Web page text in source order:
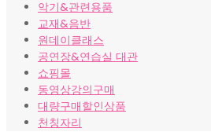
악기&관련용품
교재&음반
원데이클래스
공연장&연습실 대관
쇼핑몰
동영상강의구매
대량구매할인상품
천칭자리